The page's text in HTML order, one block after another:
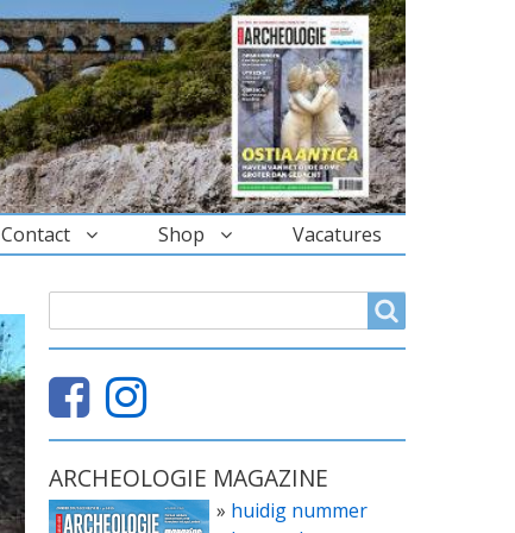
Contact Shop Vacatures
ARCHEOLOGIE MAGAZINE
» huidig nummer